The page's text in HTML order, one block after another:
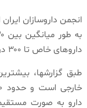
داروهای خاص تا ۳۰۰ درصد گران شده‌اند.
طبق گزارشها،
دارو به صورت